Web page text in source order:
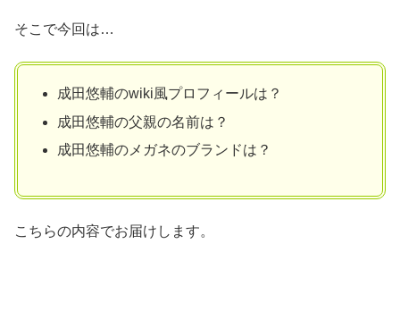
そこで今回は…
成田悠輔のwiki風プロフィールは？
成田悠輔の父親の名前は？
成田悠輔のメガネのブランドは？
こちらの内容でお届けします。